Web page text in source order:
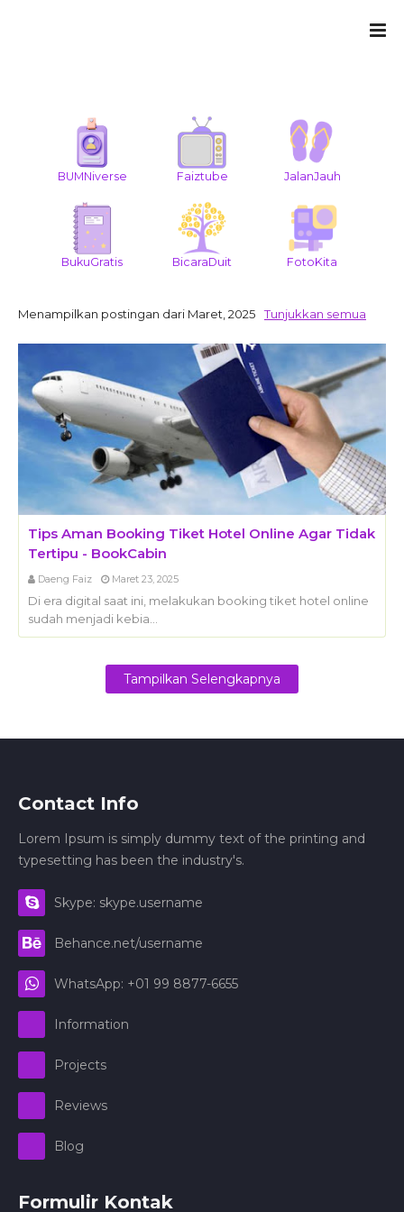
BUMNiverse Faiztube JalanJauh
BukuGratis BicaraDuit FotoKita
Menampilkan postingan dari Maret, 2025 Tunjukkan semua
Tips Aman Booking Tiket Hotel Online Agar Tidak
Tertipu - BookCabin
Daeng Faiz Maret 23, 2025
Di era digital saat ini, melakukan booking tiket hotel online
sudah menjadi kebia…
Tampilkan Selengkapnya
Contact Info
Lorem Ipsum is simply dummy text of the printing and
typesetting has been the industry's.
Skype: skype.username
Behance.net/username
WhatsApp: +01 99 8877-6655
Information
Projects
Reviews
Blog
Formulir Kontak